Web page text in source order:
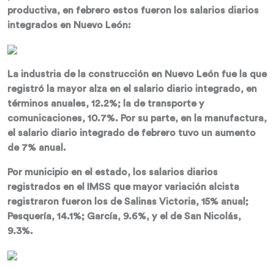
productiva, en febrero estos fueron los salarios diarios
integrados en Nuevo León:
La industria de la construcción en Nuevo León fue la que
registró la mayor alza en el salario diario integrado, en
términos anuales, 12.2%; la de transporte y
comunicaciones, 10.7%. Por su parte, en la manufactura,
el salario diario integrado de febrero tuvo un aumento
de 7% anual.
Por municipio en el estado, los salarios diarios
registrados en el IMSS que mayor variación alcista
registraron fueron los de Salinas Victoria, 15% anual;
Pesquería, 14.1%; García, 9.6%, y el de San Nicolás,
9.3%.